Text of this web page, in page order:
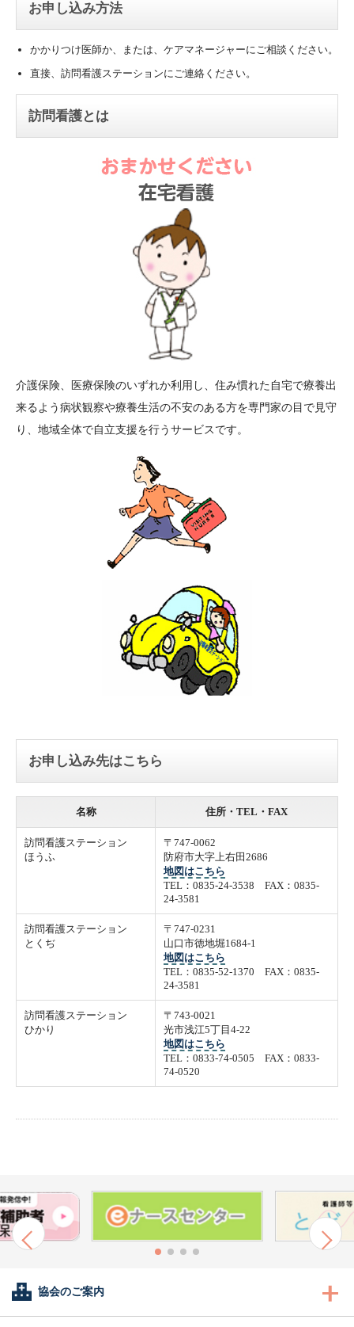
お申し込み方法
かかりつけ医師か、または、ケアマネージャーにご相談ください。
直接、訪問看護ステーションにご連絡ください。
訪問看護とは
介護保険、医療保険のいずれか利用し、住み慣れた自宅で療養出
来るよう病状観察や療養生活の不安のある方を専門家の目で見守
り、地域全体で自立支援を行うサービスです。
お申し込み先はこちら
名称 住所・TEL・FAX
訪問看護ステーション
ほうふ
〒747-0062
防府市大字上右田2686
地図はこちら
TEL：0835-24-3538 FAX：0835-
24-3581
訪問看護ステーション
とくぢ
〒747-0231
山口市徳地堀1684-1
地図はこちら
TEL：0835-52-1370 FAX：0835-
24-3581
訪問看護ステーション
ひかり
〒743-0021
光市浅江5丁目4-22
地図はこちら
TEL：0833-74-0505 FAX：0833-
74-0520
協会のご案内